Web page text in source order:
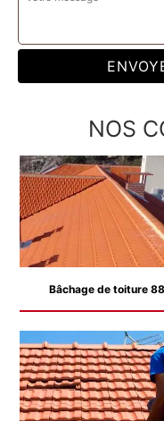
NOS
Bâchage de toiture 88